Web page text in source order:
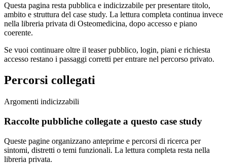
Questa pagina resta pubblica e indicizzabile per presentare titolo,
ambito e struttura del case study. La lettura completa continua invece
nella libreria privata di Osteomedicina, dopo accesso e piano
coerente.
Se vuoi continuare oltre il teaser pubblico, login, piani e richiesta
accesso restano i passaggi corretti per entrare nel percorso privato.
Percorsi collegati
Argomenti indicizzabili
Raccolte pubbliche collegate a questo case study
Queste pagine organizzano anteprime e percorsi di ricerca per
sintomi, distretti o temi funzionali. La lettura completa resta nella
libreria privata.